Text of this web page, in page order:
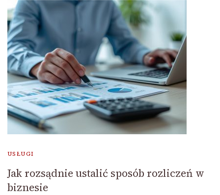
USŁUGI
Jak rozsądnie ustalić sposób rozliczeń w
biznesie